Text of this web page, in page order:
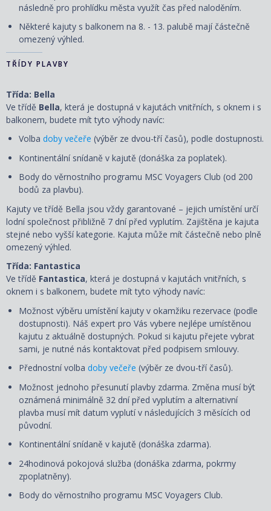
následně pro prohlídku města využít čas před naloděním.
Některé kajuty s balkonem na 8. - 13. palubě mají částečně
omezený výhled.
TŘÍDY PLAVBY
Třída: Bella
Ve třídě Bella, která je dostupná v kajutách vnitřních, s oknem i s
balkonem, budete mít tyto výhody navíc:
Volba doby večeře (výběr ze dvou-tří časů), podle dostupnosti.
Kontinentální snídaně v kajutě (donáška za poplatek).
Body do věrnostního programu MSC Voyagers Club (od 200
bodů za plavbu).
Kajuty ve třídě Bella jsou vždy garantované – jejich umístění určí
lodní společnost přibližně 7 dní před vyplutím. Zajištěna je kajuta
stejné nebo vyšší kategorie. Kajuta může mít částečně nebo plně
omezený výhled.
Třída: Fantastica
Ve třídě Fantastica, která je dostupná v kajutách vnitřních, s
oknem i s balkonem, budete mít tyto výhody navíc:
Možnost výběru umístění kajuty v okamžiku rezervace (podle
dostupnosti). Náš expert pro Vás vybere nejlépe umístěnou
kajutu z aktuálně dostupných. Pokud si kajutu přejete vybrat
sami, je nutné nás kontaktovat před podpisem smlouvy.
Přednostní volba doby večeře (výběr ze dvou-tří časů).
Možnost jednoho přesunutí plavby zdarma. Změna musí být
oznámená minimálně 32 dní před vyplutím a alternativní
plavba musí mít datum vyplutí v následujících 3 měsících od
původní.
Kontinentální snídaně v kajutě (donáška zdarma).
24hodinová pokojová služba (donáška zdarma, pokrmy
zpoplatněny).
Body do věrnostního programu MSC Voyagers Club.